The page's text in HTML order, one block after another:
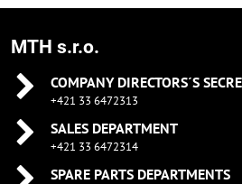
MTH s.r.o.
COMPANY DIRECTORS´S
+421 33 6472313
SALES DEPARTMENT
+421 33 6472314
SPARE PARTS DEPARTMENTS